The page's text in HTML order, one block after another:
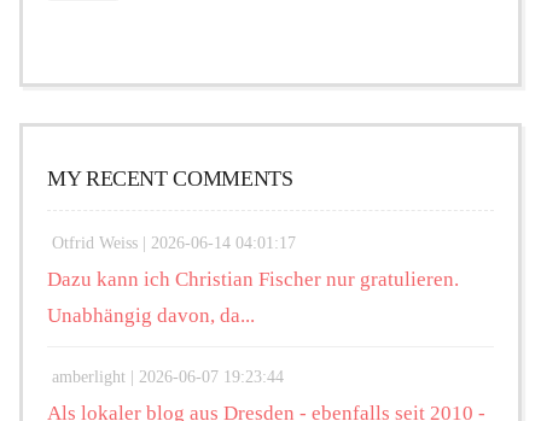
MY RECENT COMMENTS
Otfrid Weiss | 2026-06-14 04:01:17
Dazu kann ich Christian Fischer nur gratulieren.
Unabhängig davon, da...
amberlight | 2026-06-07 19:23:44
Als lokaler blog aus Dresden - ebenfalls seit 2010 -